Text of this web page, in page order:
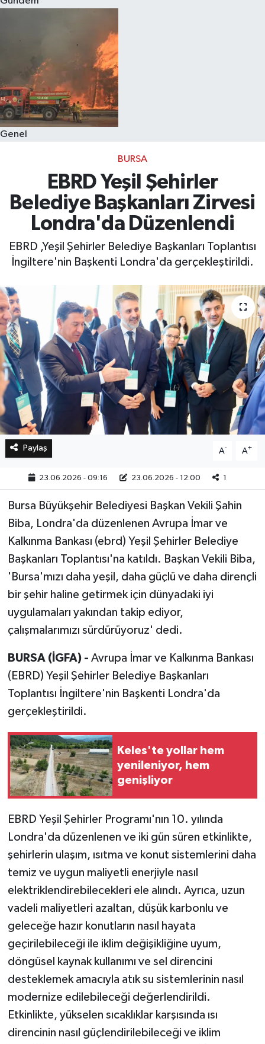
Genel
BURSA
EBRD Yeşil Şehirler
Belediye Başkanları Zirvesi
Londra'da Düzenlendi
EBRD ,Yeşil Şehirler Belediye Başkanları Toplantısı
İngiltere'nin Başkenti Londra'da gerçekleştirildi.
Paylaş A- A+
23.06.2026 - 09:16 23.06.2026 - 12:00 1
Bursa Büyükşehir Belediyesi Başkan Vekili Şahin
Biba, Londra'da düzenlenen Avrupa İmar ve
Kalkınma Bankası (ebrd) Yeşil Şehirler Belediye
Başkanları Toplantısı'na katıldı. Başkan Vekili Biba,
'Bursa'mızı daha yeşil, daha güçlü ve daha dirençli
bir şehir haline getirmek için dünyadaki iyi
uygulamaları yakından takip ediyor,
çalışmalarımızı sürdürüyoruz' dedi.
BURSA (İGFA) - Avrupa İmar ve Kalkınma Bankası
(EBRD) Yeşil Şehirler Belediye Başkanları
Toplantısı İngiltere'nin Başkenti Londra'da
gerçekleştirildi.
Keles'te yollar hem
yenileniyor, hem
genişliyor
EBRD Yeşil Şehirler Programı'nın 10. yılında
Londra'da düzenlenen ve iki gün süren etkinlikte,
şehirlerin ulaşım, ısıtma ve konut sistemlerini daha
temiz ve uygun maliyetli enerjiyle nasıl
elektriklendirebilecekleri ele alındı. Ayrıca, uzun
vadeli maliyetleri azaltan, düşük karbonlu ve
geleceğe hazır konutların nasıl hayata
geçirilebileceği ile iklim değişikliğine uyum,
döngüsel kaynak kullanımı ve sel direncini
desteklemek amacıyla atık su sistemlerinin nasıl
modernize edilebileceği değerlendirildi.
Etkinlikte, yükselen sıcaklıklar karşısında ısı
direncinin nasıl güçlendirilebileceği ve iklim
Dünya
Magazin
Kültür & Sanat
Teknoloji
Bilim
Genel
Bilim, Teknoloji